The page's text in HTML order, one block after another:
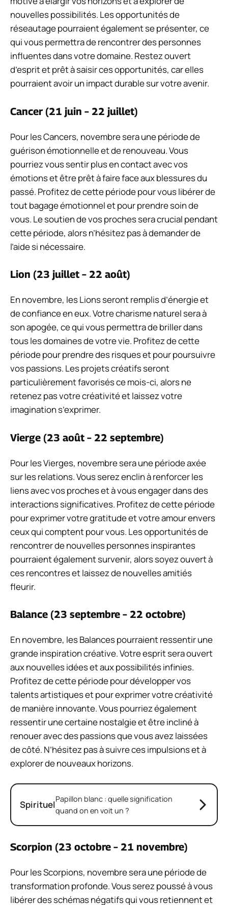
nouvelles possibilités. Les opportunités de
réseautage pourraient également se présenter, ce
qui vous permettra de rencontrer des personnes
influentes dans votre domaine. Restez ouvert
d’esprit et prêt à saisir ces opportunités, car elles
pourraient avoir un impact durable sur votre avenir.
Cancer (21 juin – 22 juillet)
Pour les Cancers, novembre sera une période de
guérison émotionnelle et de renouveau. Vous
pourriez vous sentir plus en contact avec vos
émotions et être prêt à faire face aux blessures du
passé. Profitez de cette période pour vous libérer de
tout bagage émotionnel et pour prendre soin de
vous. Le soutien de vos proches sera crucial pendant
cette période, alors n’hésitez pas à demander de
l’aide si nécessaire.
Lion (23 juillet – 22 août)
En novembre, les Lions seront remplis d’énergie et
de confiance en eux. Votre charisme naturel sera à
son apogée, ce qui vous permettra de briller dans
tous les domaines de votre vie. Profitez de cette
période pour prendre des risques et pour poursuivre
vos passions. Les projets créatifs seront
particulièrement favorisés ce mois-ci, alors ne
retenez pas votre créativité et laissez votre
imagination s’exprimer.
Vierge (23 août – 22 septembre)
Pour les Vierges, novembre sera une période axée
sur les relations. Vous serez enclin à renforcer les
liens avec vos proches et à vous engager dans des
interactions significatives. Profitez de cette période
pour exprimer votre gratitude et votre amour envers
ceux qui comptent pour vous. Les opportunités de
rencontrer de nouvelles personnes inspirantes
pourraient également survenir, alors soyez ouvert à
ces rencontres et laissez de nouvelles amitiés
fleurir.
Balance (23 septembre – 22 octobre)
En novembre, les Balances pourraient ressentir une
grande inspiration créative. Votre esprit sera ouvert
aux nouvelles idées et aux possibilités infinies.
Profitez de cette période pour développer vos
talents artistiques et pour exprimer votre créativité
de manière innovante. Vous pourriez également
ressentir une certaine nostalgie et être incliné à
renouer avec des passions que vous avez laissées
de côté. N’hésitez pas à suivre ces impulsions et à
explorer de nouveaux horizons.
SpirituelPapillon blanc : quelle signification
quand on en voit un ?
Scorpion (23 octobre – 21 novembre)
Pour les Scorpions, novembre sera une période de
transformation profonde. Vous serez poussé à vous
libérer des schémas négatifs qui vous retiennent et